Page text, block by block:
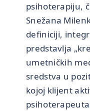
psihoterapiju,
Snežana
definiciji,
predstavlja
umetničkih
sredstva u
kojoj klijent